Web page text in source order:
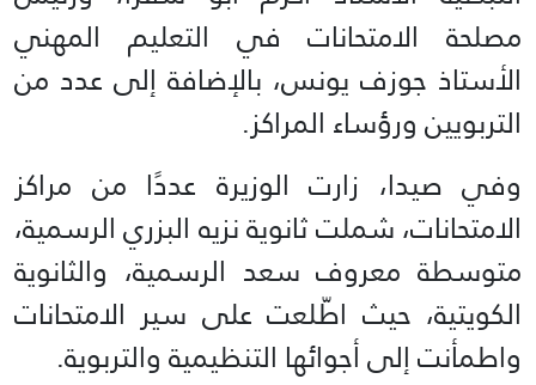
مصلحة الامتحانات في التعليم المهني
الأستاذ جوزف يونس، بالإضافة إلى عدد من
التربويين ورؤساء المراكز.
وفي صيدا، زارت الوزيرة عددًا من مراكز
الامتحانات، شملت ثانوية نزيه البزري الرسمية،
متوسطة معروف سعد الرسمية، والثانوية
الكويتية، حيث اطّلعت على سير الامتحانات
واطمأنت إلى أجوائها التنظيمية والتربوية.